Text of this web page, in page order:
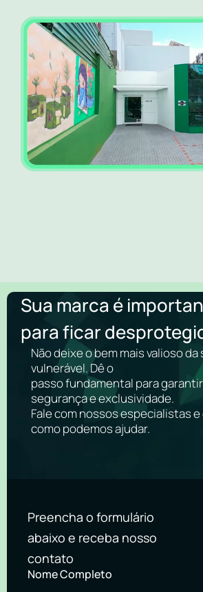
Sua marca é
para ficar
Não deixe o bem mais valioso
vulnerável. Dê o
passo fundamental para
segurança e exclusividade.
Fale com nossos especialistas
como podemos ajudar.
Preencha o formulário
abaixo e receba nosso
contato
Nome Completo